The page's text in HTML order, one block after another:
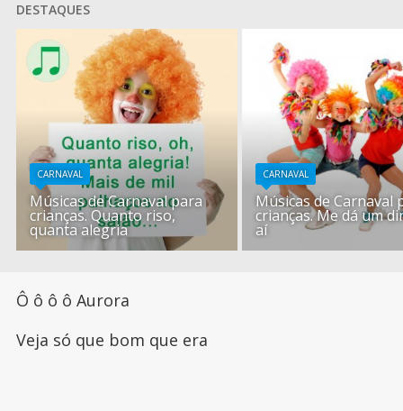
DESTAQUES
CARNAVAL
Músicas de Carnaval para
crianças. Quanto riso,
quanta alegria
CARNAVAL
Músicas de Carnaval
crianças. Me dá um
aí
Ô ô ô ô Aurora
Veja só que bom que era